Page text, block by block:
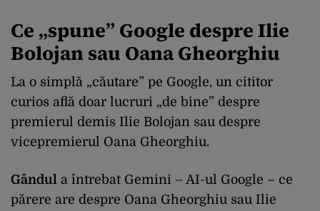
Ce „spune” Google despre Ilie
Bolojan sau Oana Gheorghiu
La o simplă „căutare” pe Google, un cititor
curios află doar lucruri „de bine” despre
premierul demis Ilie Bolojan sau despre
vicepremierul Oana Gheorghiu.
Gândul a întrebat Gemini – AI-ul Google – ce
părere are despre Oana Gheorghiu sau Ilie